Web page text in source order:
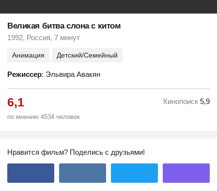
Великая битва слона с китом
1992, Россия, 7 минут
Анимация Детский/Семейный
Режиссер: Эльвира Авакян
6,1
по мнению 4534 человек
Кинопоиск 5,9
Нравится фильм? Поделись с друзьями!